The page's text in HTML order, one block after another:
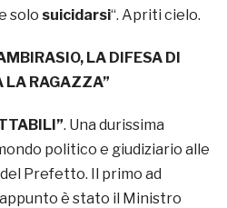
solo suicidarsi“. Apriti cielo.
LA DIFESA DI
LA RAGAZZA”
. Una durissima
politico e giudiziario alle
Prefetto. Il primo ad
è stato il Ministro